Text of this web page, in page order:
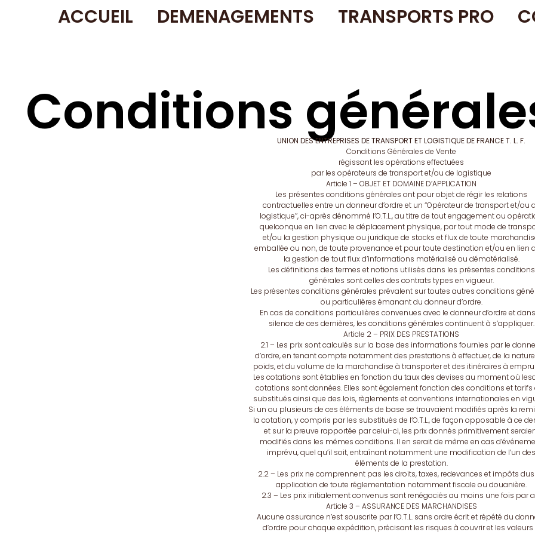
ACCUEIL DEMENAGEMENTS TRANSPORTS PRO
ConditionsUNION DES ENTREPRISES DETRANSPORT ET LOGISTIQUE DE FRANCET. L. F.
Conditions Générales de Vente
régissant les opérations effectuées
par les opérateurs de transport et/ou de logistique
Article 1 – OBJET ET DOMAINE D’APPLICATION
Les présentes conditions générales ont pour objet de régir les relations
contractuelles entre un donneur d’ordre et un ‘‘Opérateur de transport et/ou
logistique’’, ci-après dénommé l’O.T.L., au titre de tout engagement ou
quelconque en lien avec le déplacement physique, par tout mode de
et/ou la gestion physique ou juridique de stocks et flux de toute
emballée ou non, de toute provenance et pour toute destination et/ou en lien
la gestion de tout flux d’informations matérialisé ou dématérialisé.
Les définitions des termes et notions utilisés dans les présentes conditions
générales sont celles des contrats types en vigueur.
Les présentes conditions générales prévalent sur toutes autres conditions
ou particulières émanant du donneur d’ordre.
En cas de conditions particulières convenues avec le donneur d’ordre et
silence de ces dernières, les conditions générales continuent à s’appliquer.
Article 2 – PRIX DES PRESTATIONS
2.1 – Les prix sont calculés sur la base des informations fournies par le
d’ordre, en tenant compte notamment des prestations à effectuer, de la
poids, et du volume de la marchandise à transporter et des itinéraires à
Les cotations sont établies en fonction du taux des devises au moment où
cotations sont données. Elles sont également fonction des conditions et tarifs
substitués ainsi que des lois, règlements et conventions internationales en
Si un ou plusieurs de ces éléments de base se trouvaient modifiés après la
la cotation, y compris par les substitués de l’O.T.L., de façon opposable à ce
et sur la preuve rapportée par celui-ci, les prix donnés primitivement
modifiés dans les mêmes conditions. Il en serait de même en cas
imprévu, quel qu’il soit, entraînant notamment une modification de l’un des
éléments de la prestation.
2.2 – Les prix ne comprennent pas les droits, taxes, redevances et impôts
application de toute réglementation notamment fiscale ou douanière.
2.3 – Les prix initialement convenus sont renégociés au moins une fois par
Article 3 – ASSURANCE DES MARCHANDISES
Aucune assurance n’est souscrite par I’O.T.L. sans ordre écrit et répété du
d’ordre pour chaque expédition, précisant les risques à couvrir et les valeurs